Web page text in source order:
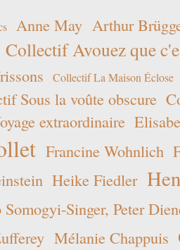
Anne May Arthur
Collectif Avouez que
Collectif La Maison Éclose
Sous la voûte obscure
extraordinaire
Francine Wohnlich
Heike Fiedler
Singer, Peter
Mélanie Chappuis